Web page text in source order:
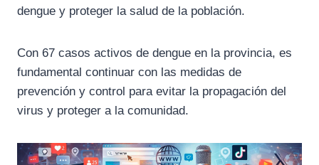
dengue y proteger la salud de la población.
Con 67 casos activos de dengue en la provincia, es
fundamental continuar con las medidas de
prevención y control para evitar la propagación del
virus y proteger a la comunidad.